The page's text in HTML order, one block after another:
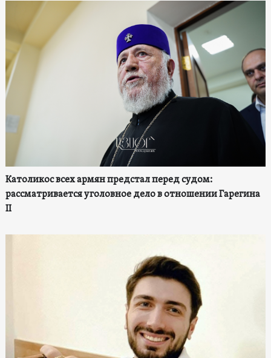
Католикос всех армян предстал перед судом:
рассматривается уголовное дело в отношении Гарегина
II